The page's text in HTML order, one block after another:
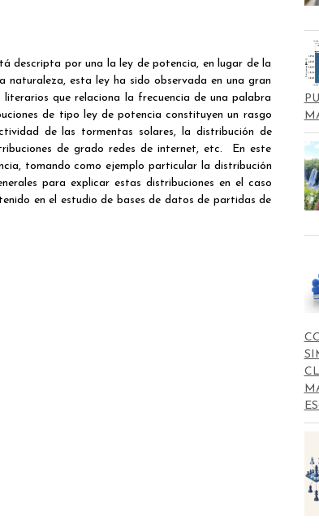
descripta por una la ley de potencia, en lugar de la
naturaleza, esta ley ha sido observada en una gran
que relaciona la frecuencia de una palabra
de tipo ley de potencia constituyen un rasgo
de las tormentas solares, la distribución de
de grado redes de internet, etc. En este
tomando como ejemplo particular la distribución
para explicar estas distribuciones en el caso
en el estudio de bases de datos de partidas de